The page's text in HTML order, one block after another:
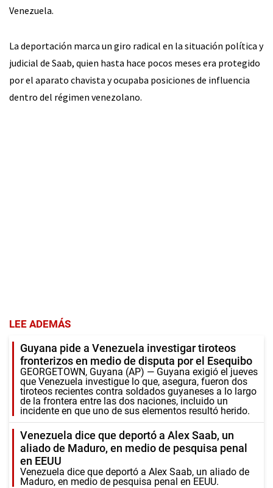
Venezuela.
La deportación marca un giro radical en la situación política y
judicial de Saab, quien hasta hace pocos meses era protegido
por el aparato chavista y ocupaba posiciones de influencia
dentro del régimen venezolano.
LEE ADEMÁS
Guyana pide a Venezuela investigar tiroteos
fronterizos en medio de disputa por el Esequibo
GEORGETOWN, Guyana (AP) — Guyana exigió el jueves
que Venezuela investigue lo que, asegura, fueron dos
tiroteos recientes contra soldados guyaneses a lo largo
de la frontera entre las dos naciones, incluido un
incidente en que uno de sus elementos resultó herido.
Venezuela dice que deportó a Alex Saab, un
aliado de Maduro, en medio de pesquisa penal
en EEUU
Venezuela dice que deportó a Alex Saab, un aliado de
Maduro, en medio de pesquisa penal en EEUU.